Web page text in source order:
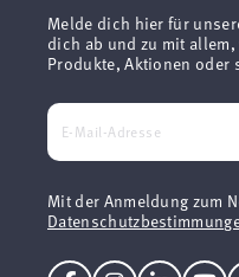
Melde dich hier für
dich ab und zu mit
Produkte, Aktionen oder
Mit der Anmeldung zum